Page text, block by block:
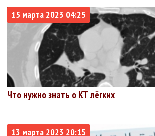
15 марта 2023 04:25
Что нужно знать о КТ лёгких
13 марта 2023 20:15